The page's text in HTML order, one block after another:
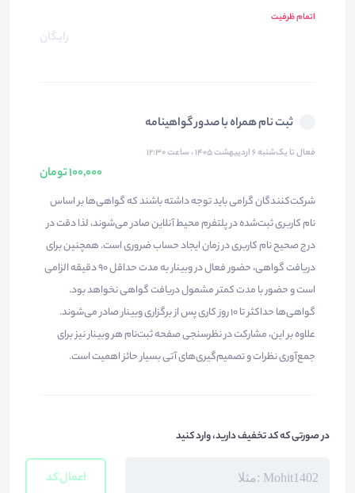
اتمام ظرفیت
رایگان
ثبت نام همراه با صدور گواهینامه
فعال تا یک‌شنبه ۶ اردیبهشت ۱۴۰۵ ، ساعت ۱۲:۳۰
100,000 تومان
شرکت‌کنندگان گرامی باید توجه داشته باشند که گواهی‌ها بر اساس
نام کاربری ثبت‌شده در پلتفرم محیط آنلاین صادر می‌شوند، لذا دقت در
درج صحیح نام کاربری در زمان ایجاد حساب ضروری است. همچنین برای
دریافت گواهی، حضور فعال در وبینار به مدت حداقل ۹۰ دقیقه الزامی
است و حضور با مدت کمتر مشمول دریافت گواهی نخواهد بود.
گواهی‌ها حداکثر تا ۱۰ روز کاری پس از برگزاری وبینار صادر می‌شوند.
علاوه بر این، مشارکت در نظرسنجی صفحه ثبت‌نام هر وبینار نیز برای
جمع‌آوری نظرات و تصمیم‌گیری‌های آتی بسیار حائز اهمیت است.
در صورتی که کد تخفیف دارید، وارد کنید
اعمال کد